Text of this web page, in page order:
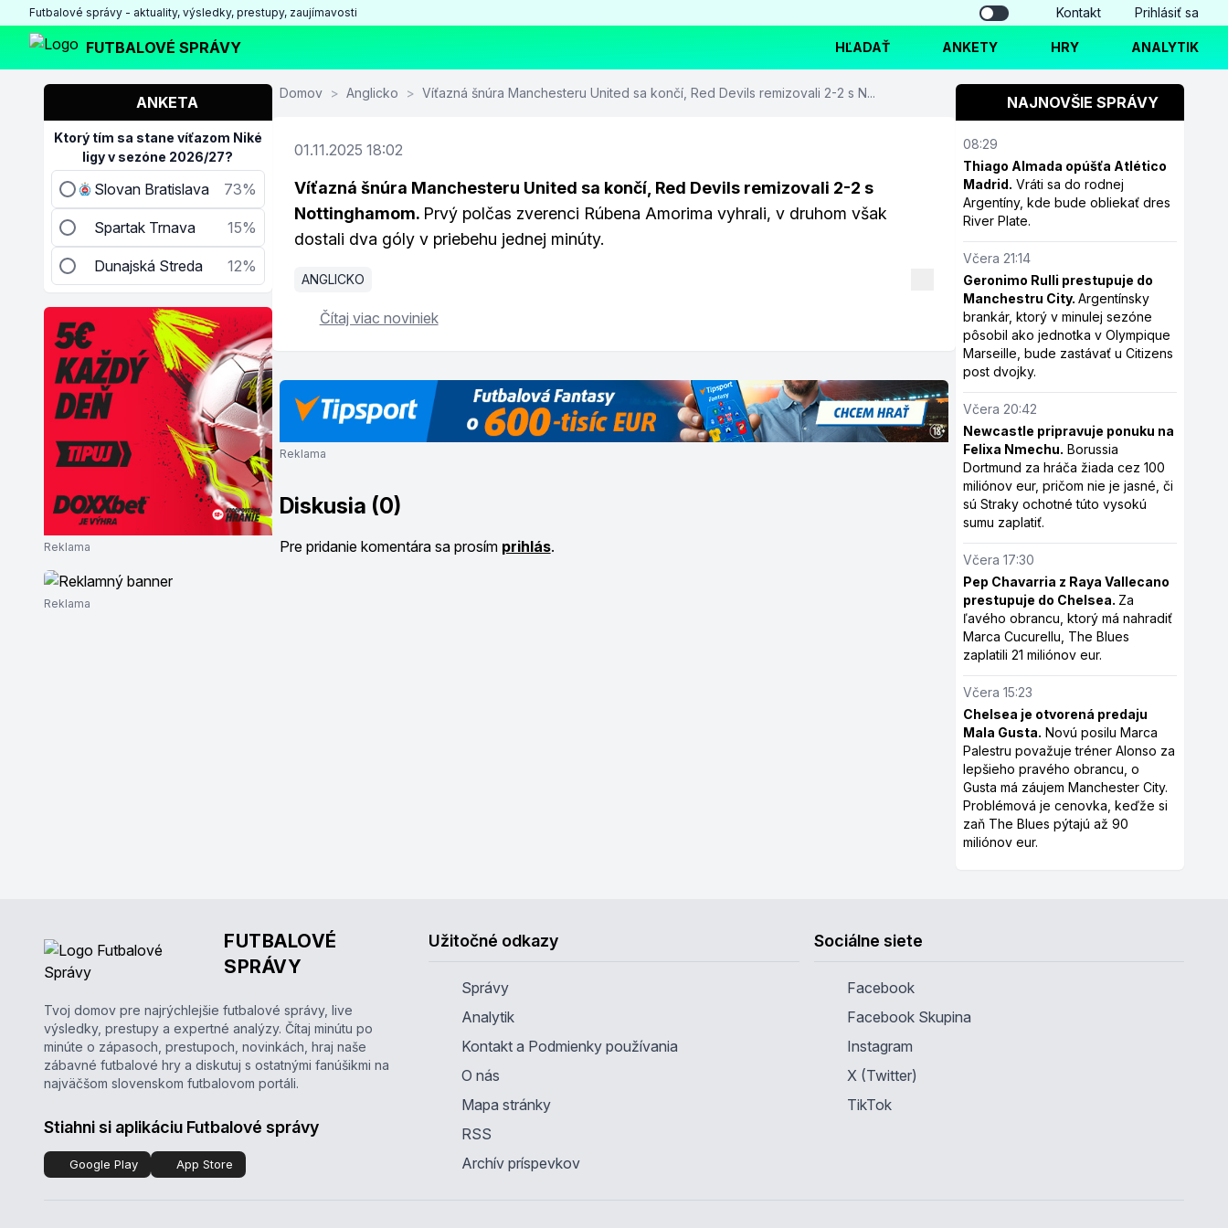
Futbalové správy - aktuality, výsledky, prestupy, zaujímavosti Kontakt Prihlásiť sa
FUTBALOVÉ SPRÁVY HĽADAŤ ANKETY HRY ANALYTIK
ANKETA
Ktorý tím sa stane víťazom Niké
ligy v sezóne 2026/27?
Slovan Bratislava 73%
Spartak Trnava 15%
Dunajská Streda 12%
Reklama
Reklama
Domov > Anglicko > Víťazná šnúra Manchesteru United sa končí, Red Devils remizovali 2-2 s N...
01.11.2025 18:02
Víťazná šnúra Manchesteru United sa končí, Red Devils remizovali 2-2 s
Nottinghamom. Prvý polčas zverenci Rúbena Amorima vyhrali, v druhom však
dostali dva góly v priebehu jednej minúty.
ANGLICKO
Čítaj viac noviniek
Reklama
Diskusia (0)
Pre pridanie komentára sa prosím prihlás.
NAJNOVŠIE SPRÁVY
08:29
Thiago Almada opúšťa Atlético
Madrid. Vráti sa do rodnej
Argentíny, kde bude obliekať dres
River Plate.
Včera 21:14
Geronimo Rulli prestupuje do
Manchestru City.Argentínsky
brankár, ktorý v minulej sezóne
pôsobil ako jednotka v Olympique
Marseille, bude zastávať u Citizens
post dvojky.
Včera 20:42
Newcastle pripravuje ponuku na
Felixa Nmechu. Borussia
Dortmund za hráča žiada cez 100
miliónov eur, pričom nie je jasné, či
sú Straky ochotné túto vysokú
sumu zaplatiť.
Včera 17:30
Pep Chavarria z Raya Vallecano
prestupuje do Chelsea. Za
ľavého obrancu, ktorý má nahradiť
Marca Cucurellu, The Blues
zaplatili 21 miliónov eur.
Včera 15:23
Chelsea je otvorená predaju
Mala Gusta. Novú posilu Marca
Palestru považuje tréner Alonso za
lepšieho pravého obrancu, o
Gusta má záujem Manchester City.
Problémová je cenovka, keďže si
zaň The Blues pýtajú až 90
miliónov eur.
FUTBALOVÉ
SPRÁVY
Tvoj domov pre najrýchlejšie futbalové správy, live
výsledky, prestupy a expertné analýzy. Čítaj minútu po
minúte o zápasoch, prestupoch, novinkách, hraj naše
zábavné futbalové hry a diskutuj s ostatnými fanúšikmi na
najväčšom slovenskom futbalovom portáli.
Stiahni si aplikáciu Futbalové správy
Google Play App Store
Užitočné odkazy
Správy
Analytik
Kontakt a Podmienky používania
O nás
Mapa stránky
RSS
Archív príspevkov
Sociálne siete
Facebook
Facebook Skupina
Instagram
X (Twitter)
TikTok